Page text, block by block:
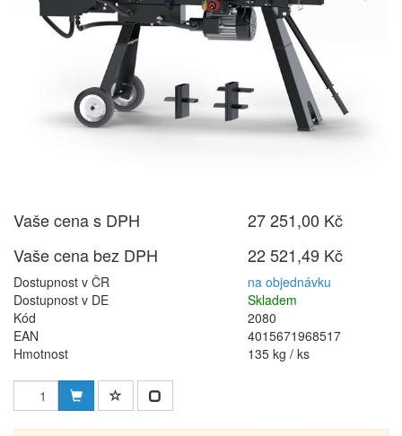
Vaše cena s DPH
27 251,00 Kč
Vaše cena bez DPH
22 521,49 Kč
Dostupnost v ČR
na objednávku
Dostupnost v DE
Skladem
Kód
2080
EAN
4015671968517
Hmotnost
135 kg / ks